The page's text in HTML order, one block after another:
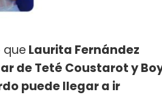
Laurita Fernández
de Teté Coustarot y
puede llegar a ir